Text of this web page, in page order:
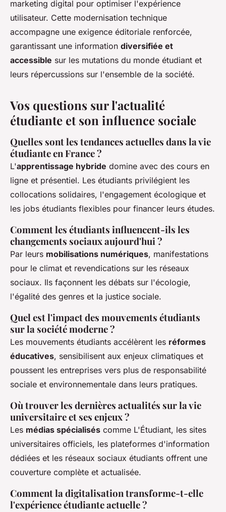
marketing digital pour optimiser l'expérience
utilisateur. Cette modernisation technique
accompagne une exigence éditoriale renforcée,
garantissant une information diversifiée et
accessible sur les mutations du monde étudiant et
leurs répercussions sur l'ensemble de la société.
Vos questions sur l'actualité
étudiante et son influence sociale
Quelles sont les tendances actuelles dans la vie
étudiante en France ?
L'apprentissage hybride domine avec des cours en
ligne et présentiel. Les étudiants privilégient les
collocations solidaires, l'engagement écologique et
les jobs étudiants flexibles pour financer leurs études.
Comment les étudiants influencent-ils les
changements sociaux aujourd'hui ?
Par leurs mobilisations numériques, manifestations
pour le climat et revendications sur les réseaux
sociaux. Ils façonnent les débats sur l'écologie,
l'égalité des genres et la justice sociale.
Quel est l'impact des mouvements étudiants
sur la société moderne ?
Les mouvements étudiants accélèrent les réformes
éducatives, sensibilisent aux enjeux climatiques et
poussent les entreprises vers plus de responsabilité
sociale et environnementale dans leurs pratiques.
Où trouver les dernières actualités sur la vie
universitaire et ses enjeux ?
Les médias spécialisés comme L'Étudiant, les sites
universitaires officiels, les plateformes d'information
dédiées et les réseaux sociaux étudiants offrent une
couverture complète et actualisée.
Comment la digitalisation transforme-t-elle
l'expérience étudiante actuelle ?